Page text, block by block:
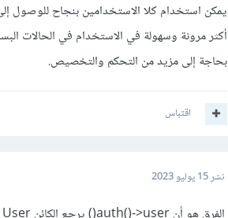
بحاجة إلى مزيد من التحكم والتخصيص.
اقتباس
نشر15 يوليو 2023